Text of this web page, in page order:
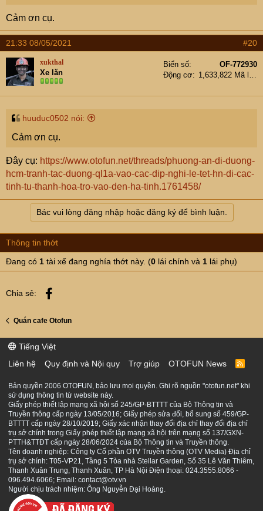
Cảm ơn cụ.
21:33 08/05/2021 #20
xukthal
Xe lăn
Biển số
OF-772930
Động cơ
1,633,822 Mã lực
huuduc0502 nói:
Cảm ơn cụ.
Đây cụ: https://www.otofun.net/threads/phuong-an-di-duong-
hcm-tranh-tac-duong-ql1a-vao-cac-dip-nghi-le-tet-hn-di-cac-
tinh-tu-thanh-hoa-tro-vao-den-ha-tinh.1761458/
Bác vui lòng đăng nhập hoặc đăng ký để bình luận.
Thông tin thớt
Đang có 1 tài xế đang nghía thớt này. (0 lái chính và 1 lái phụ)
Chia sẻ:
Quán cafe Otofun
Tiếng Việt
Liên hệ
Quy định và Nội quy Trợ giúp OTOFUN News
R
S
Bản quyền 2006 OTOFUN, bảo lưu mọi quyền. Ghi rõ nguồn "otofun.net" khi
sử dụng thông tin từ website này.
Giấy phép thiết lập mạng xã hội số 245/GP-BTTTT của Bộ Thông tin và
Truyền thông cấp ngày 13/05/2016; Giấy phép sửa đổi, bổ sung số 459/GP-
BTTTT cấp ngày 28/10/2019; Giấy xác nhận thay đổi địa chỉ thay đổi địa chỉ
trụ sở chính trong Giấy phép thiết lập mạng xã hội trên mạng số 137/GXN-
PTTH&TTĐT cấp ngày 28/06/2024 của Bộ Thông tin và Truyền thông.
Tên doanh nghiệp: Công ty Cổ phần OTV Truyền thông (OTV Media) Địa chỉ
trụ sở chính: T05-VP21, Tầng 5 Tòa nhà Stellar Garden, Số 35 Lê Văn Thiêm,
Thanh Xuân Trung, Thanh Xuân, TP Hà Nội Điện thoại: 024.3555.8066 -
096.494.6066; Email: contact@otv.vn
Người chịu trách nhiệm: Ông Nguyễn Đại Hoàng.